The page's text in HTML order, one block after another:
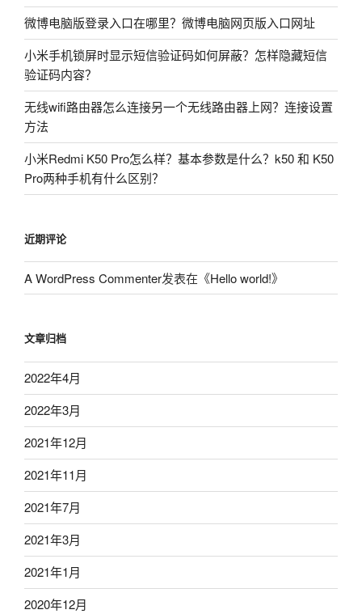
微博电脑版登录入口在哪里？微博电脑网页版入口网址
小米手机锁屏时显示短信验证码如何屏蔽？怎样隐藏短信
验证码内容？
无线wifi路由器怎么连接另一个无线路由器上网？连接设置
方法
小米Redmi K50 Pro怎么样？基本参数是什么？k50 和 K50
Pro两种手机有什么区别？
近期评论
A WordPress Commenter发表在《Hello world!》
文章归档
2022年4月
2022年3月
2021年12月
2021年11月
2021年7月
2021年3月
2021年1月
2020年12月